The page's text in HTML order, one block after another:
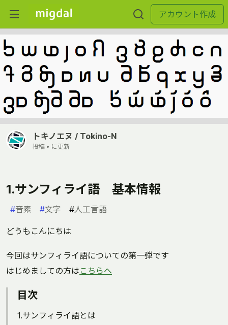
アカウント作成
トキノエヌ / Tokino-N
投稿 • に更新
1.サンフィライ語 基本情報
#音素 #文字 #人工言語
どうもこんにちは
今回はサンフィライ語についての第一弾です
はじめましての方は こちらへ
目次
1.サンフィライ語とは